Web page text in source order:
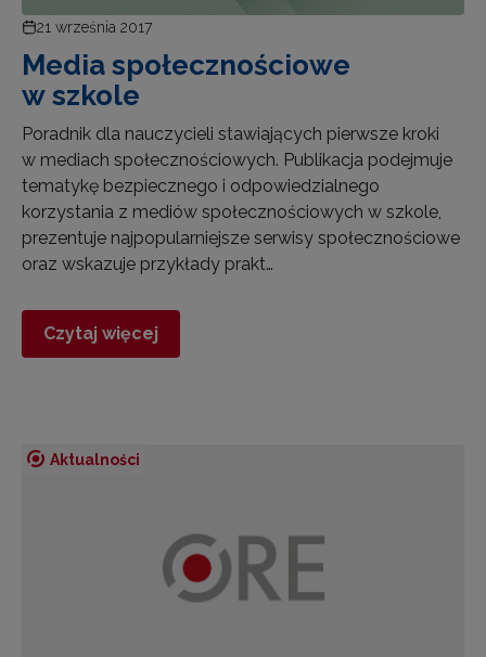
21 września 2017
Media społecznościowe
w szkole
Poradnik dla nauczycieli stawiających pierwsze kroki
w mediach społecznościowych. Publikacja podejmuje
tematykę bezpiecznego i odpowiedzialnego
korzystania z mediów społecznościowych w szkole,
prezentuje najpopularniejsze serwisy społecznościowe
oraz wskazuje przykłady prakt…
Czytaj więcej
Aktualności